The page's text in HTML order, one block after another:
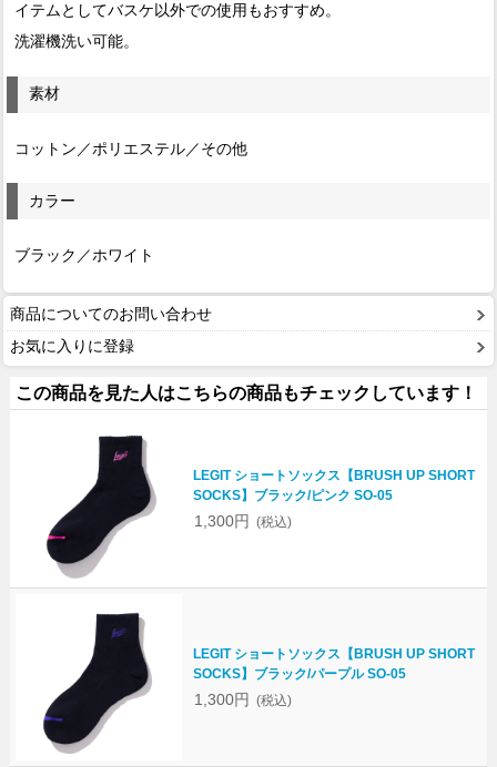
イテムとしてバスケ以外での使用もおすすめ。
洗濯機洗い可能。
素材
コットン／ポリエステル／その他
カラー
ブラック／ホワイト
商品についてのお問い合わせ
お気に入りに登録
この商品を見た人はこちらの商品もチェックしています！
LEGIT ショートソックス【BRUSH UP SHORT
SOCKS】ブラック/ピンク SO-05
1,300円 (税込)
LEGIT ショートソックス【BRUSH UP SHORT
SOCKS】ブラック/パープル SO-05
1,300円 (税込)